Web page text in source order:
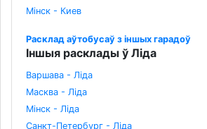
Мінск - Киев
Расклад аўтобусаў з іншых гарадоў
Іншыя расклады ў Ліда
Варшава - Ліда
Масква - Ліда
Мінск - Ліда
Санкт-Петербург - Ліда